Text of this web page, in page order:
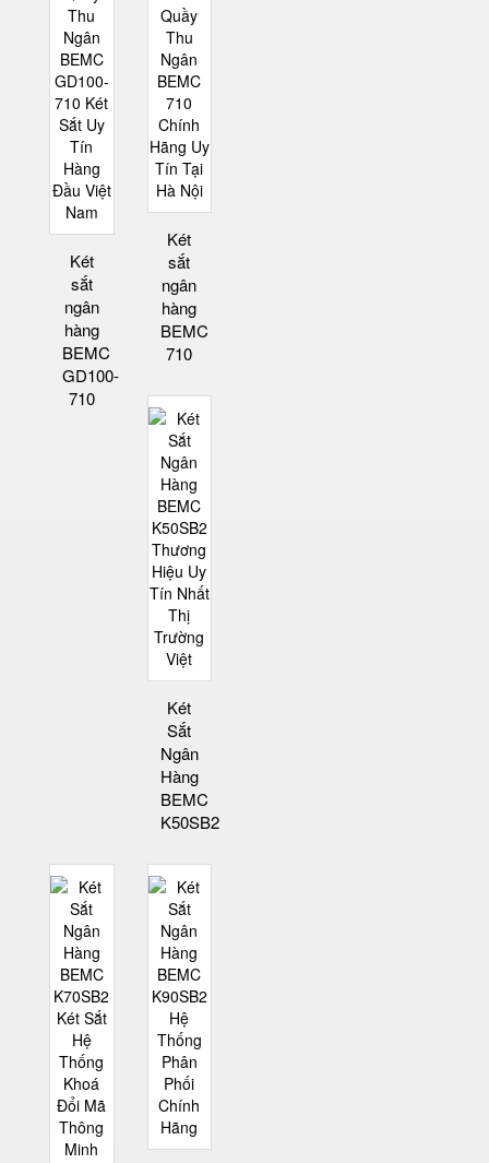
Két
sắt
ngân
hàng
BEMC
GD100-
710
Két
sắt
ngân
hàng
BEMC
710
Két
Sắt
Ngân
Hàng
BEMC
K50SB2